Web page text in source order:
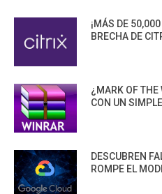
¡MÁS DE
BRECHA DE
¿MARK OF THE
CON UN
DESCUBREN
ROMPE EL